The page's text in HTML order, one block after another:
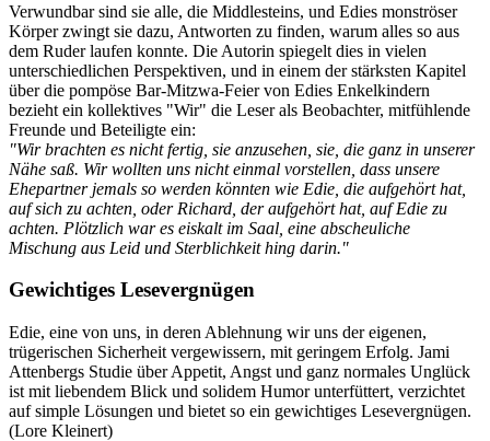
Verwundbar sind sie alle, die Middlesteins, und Edies monströser
Körper zwingt sie dazu, Antworten zu finden, warum alles so aus
dem Ruder laufen konnte. Die Autorin spiegelt dies in vielen
unterschiedlichen Perspektiven, und in einem der stärksten Kapitel
über die pompöse Bar-Mitzwa-Feier von Edies Enkelkindern
bezieht ein kollektives "Wir" die Leser als Beobachter, mitfühlende
Freunde und Beteiligte ein:
"Wir brachten es nicht fertig, sie anzusehen, sie, die ganz in unserer
Nähe saß. Wir wollten uns nicht einmal vorstellen, dass unsere
Ehepartner jemals so werden könnten wie Edie, die aufgehört hat,
auf sich zu achten, oder Richard, der aufgehört hat, auf Edie zu
achten. Plötzlich war es eiskalt im Saal, eine abscheuliche
Mischung aus Leid und Sterblichkeit hing darin."
Gewichtiges Lesevergnügen
Edie, eine von uns, in deren Ablehnung wir uns der eigenen,
trügerischen Sicherheit vergewissern, mit geringem Erfolg. Jami
Attenbergs Studie über Appetit, Angst und ganz normales Unglück
ist mit liebendem Blick und solidem Humor unterfüttert, verzichtet
auf simple Lösungen und bietet so ein gewichtiges Lesevergnügen.
(Lore Kleinert)